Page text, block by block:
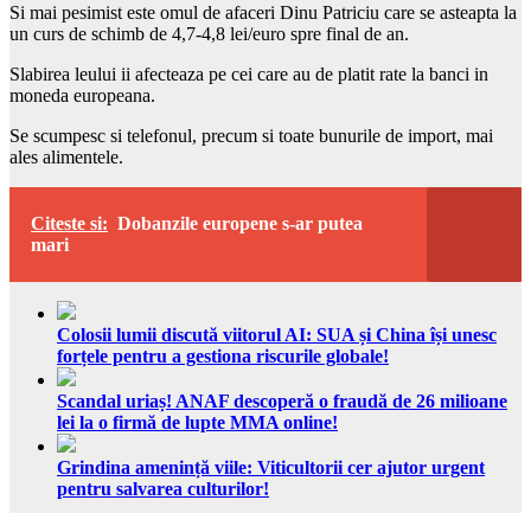
Si mai pesimist este omul de afaceri Dinu Patriciu care se asteapta la
un curs de schimb de 4,7-4,8 lei/euro spre final de an.
Slabirea leului ii afecteaza pe cei care au de platit rate la banci in
moneda europeana.
Se scumpesc si telefonul, precum si toate bunurile de import, mai
ales alimentele.
Citeste si: Dobanzile europene s-ar putea
mari
Colosii lumii discută viitorul AI: SUA și China își unesc
forțele pentru a gestiona riscurile globale!
Scandal uriaș! ANAF descoperă o fraudă de 26 milioane
lei la o firmă de lupte MMA online!
Grindina amenință viile: Viticultorii cer ajutor urgent
pentru salvarea culturilor!